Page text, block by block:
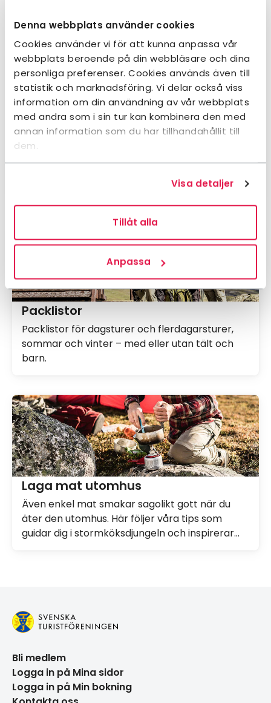
Denna webbplats använder cookies
Cookies använder vi för att kunna anpassa vår
webbplats beroende på din webbläsare och dina
personliga preferenser. Cookies används även till
statistik och marknadsföring. Vi delar också viss
information om din användning av vår webbplats
med andra som i sin tur kan kombinera den med
annan information som du har tillhandahållit till
dem.
Visa detaljer
Tillåt alla
Anpassa
Fler sidor om vandring
Vandringsleder i Sverige
Packlistor
Packlistor för dagsturer och flerdagarsturer,
sommar och vinter – med eller utan tält och
barn.
Laga mat utomhus
Även enkel mat smakar sagolikt gott när du
äter den utomhus. Här följer våra tips som
guidar dig i stormköksdjungeln och inspirerar
Bli medlem
Logga in på Mina sidor
Logga in på Min bokning